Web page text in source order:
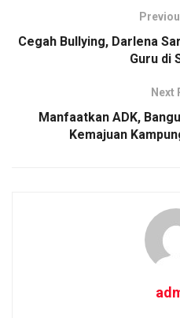
Cegah Bullying, Darlena
Guru di
Next
Manfaatkan ADK,
Kemajuan